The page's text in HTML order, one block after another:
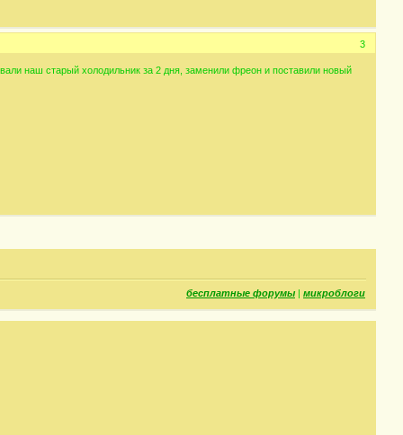
3
наш старый холодильник за 2 дня, заменили фреон и поставили новый
бесплатные форумы| микроблоги